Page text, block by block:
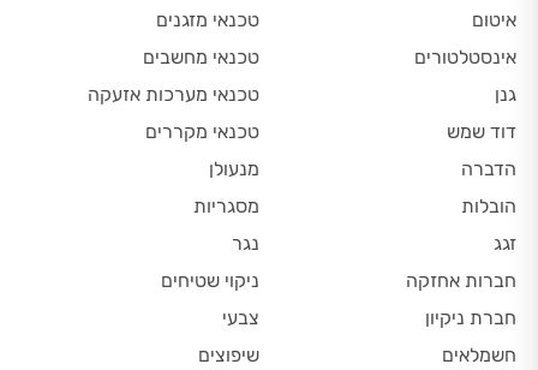
איטום
אינסטלטורים
גנן
דוד שמש
הדברה
הובלות
זגג
חברות אחזקה
חברת ניקיון
חשמלאים
טכנאי מזגנים
טכנאי מחשבים
טכנאי מערכות אזעקה
טכנאי מקררים
מנעולן
מסגריות
נגר
ניקוי שטיחים
צבעי
שיפוצים